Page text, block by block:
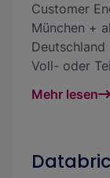
Customer
München +
Deutschland
Voll- oder
Mehr lesen